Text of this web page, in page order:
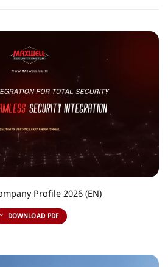
Profile 2026 (EN)
DOWNLOAD PDF